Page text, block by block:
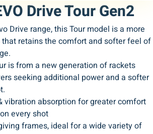
Drive Tour Gen2
Drive range, this Tour model is a more
retains the comfort and softer feel of
is from a new generation of rackets
seeking additional power and a softer
vibration absorption for greater comfort
every shot
frames, ideal for a wide variety of